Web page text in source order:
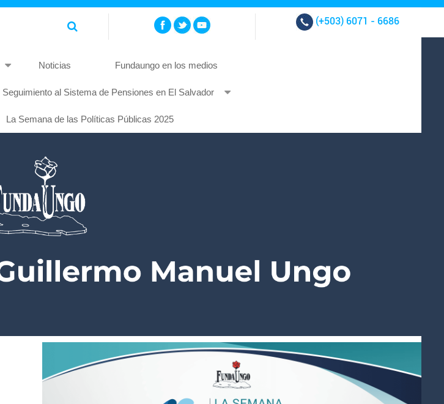
(+503) 6071 - 6686
Noticias Fundaungo en los medios
Seguimiento al Sistema de Pensiones en El Salvador
La Semana de las Políticas Públicas 2025